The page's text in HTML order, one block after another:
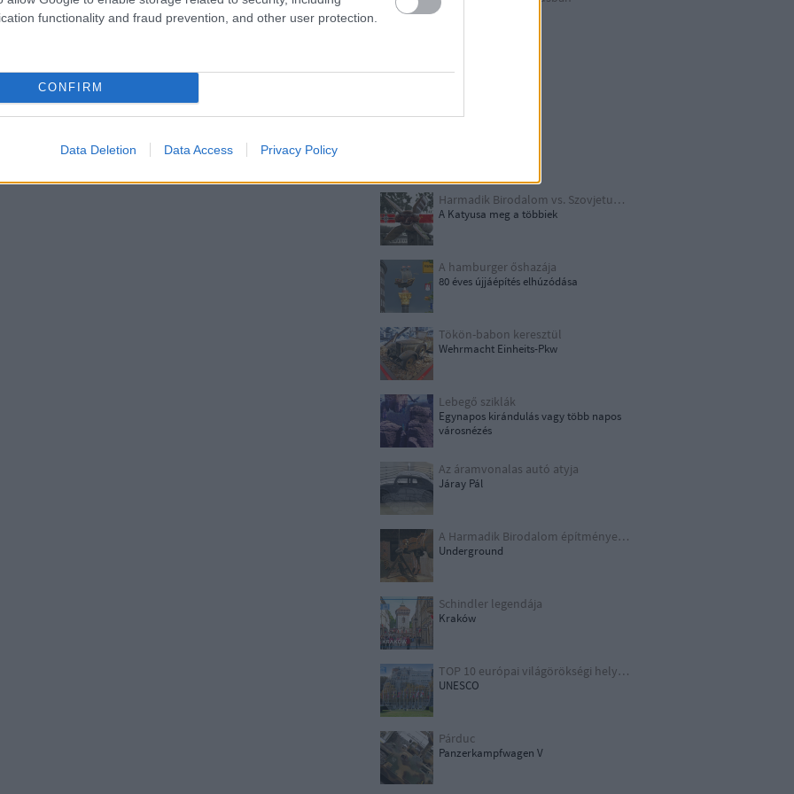
functionality and fraud prevention, and other user protection.
CONFIRM
Data Deletion Data Access Privacy Policy
Berlin külső
Harmadik Birodalom vs. Szovjetunió
A Katyusa meg a többiek
A hamburger őshazája
80 éves újjáépítés elhúzódása
Tökön-babon keresztül
Wehrmacht Einheits-Pkw
Lebegő sziklák
Egynapos kirándulás vagy több napos
városnézés
Az áramvonalas autó atyja
Járay Pál
A Harmadik Birodalom építményei X.
Underground
Schindler legendája
Kraków
TOP 10 európai világörökségi helyszín
UNESCO
Párduc
Panzerkampfwagen V